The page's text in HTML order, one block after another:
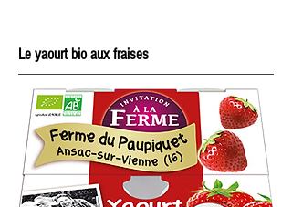
Le yaourt bio aux fraises